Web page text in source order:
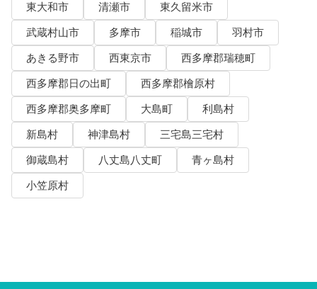
東大和市
清瀬市
東久留米市
武蔵村山市
多摩市 稲城市
羽村市
あきる野市
西東京市
西多摩郡瑞穂町
西多摩郡日の出町
西多摩郡檜原村
西多摩郡奥多摩町
大島町
利島村
新島村
神津島村
三宅島三宅村
御蔵島村
八丈島八丈町
青ヶ島村
小笠原村